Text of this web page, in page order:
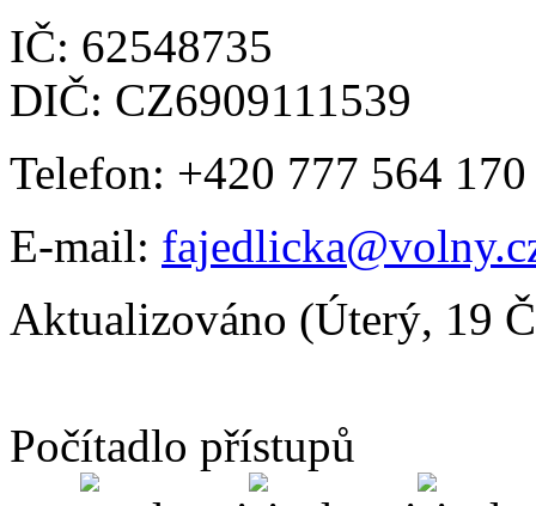
IČ: 62548735
DIČ: CZ6909111539
Telefon: +420 777 564 170
E-mail:
Aktualizováno (Úterý, 19
Počítadlo přístupů